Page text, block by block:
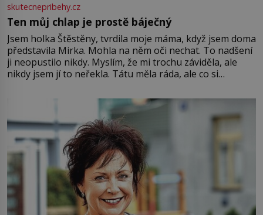
skutecnepribehy.cz
Ten můj chlap je prostě báječný
Jsem holka Štěstěny, tvrdila moje máma, když jsem doma
představila Mirka. Mohla na něm oči nechat. To nadšení
ji neopustilo nikdy. Myslím, že mi trochu záviděla, ale
nikdy jsem jí to neřekla. Tátu měla ráda, ale co si
Jsme spolu moc rádi Tehdy byla jiná doba, když